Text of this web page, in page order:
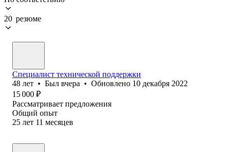
20 резюме
Специалист технической поддержки
48 лет • Был вчера • Обновлено 10 декабря 2022
15 000 ₽
Рассматривает предложения
Общий опыт
25 лет 11 месяцев